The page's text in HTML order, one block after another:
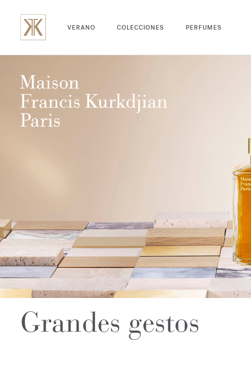
VERANO COLECCIONES PERFUMES
Grandes gestos